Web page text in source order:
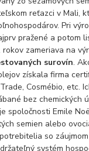
reťazci v Mali,
Pri
pražené a potom
zameriava na
surovín.
získala firma
Cosmébio, etc.
bez chemických
spoločnosti Emile
semien alebo
so
systém